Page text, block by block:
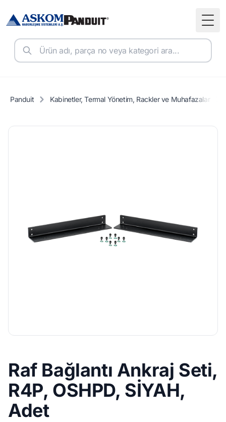
Panduit Kabinetler, Termal Yönetim, Rackler ve Muhafazalar
Raf Bağlantı Ankraj Seti,
R4P, OSHPD, SİYAH,
Adet